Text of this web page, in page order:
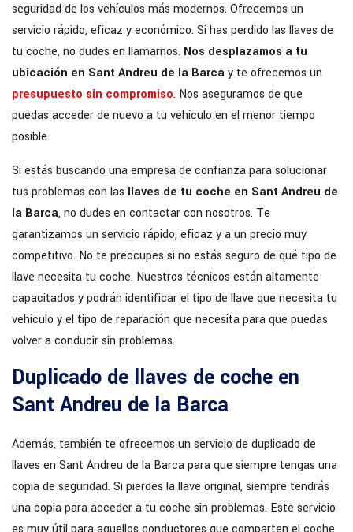
seguridad de los vehículos más modernos. Ofrecemos un
servicio rápido, eficaz y económico. Si has perdido las llaves de
tu coche, no dudes en llamarnos. Nos desplazamos a tu
ubicación en Sant Andreu de la Barcay te ofrecemos un
presupuesto sin compromiso. Nos aseguramos de que
puedas acceder de nuevo a tu vehículo en el menor tiempo
posible.
Si estás buscando una empresa de confianza para solucionar
tus problemas con las llaves de tu coche en Sant Andreu de
la Barca, no dudes en contactar con nosotros. Te
garantizamos un servicio rápido, eficaz y a un precio muy
competitivo. No te preocupes si no estás seguro de qué tipo de
llave necesita tu coche. Nuestros técnicos están altamente
capacitados y podrán identificar el tipo de llave que necesita tu
vehículo y el tipo de reparación que necesita para que puedas
volver a conducir sin problemas.
Duplicado de llaves de coche en
Sant Andreu de la Barca
Además, también te ofrecemos un servicio de duplicado de
llaves en Sant Andreu de la Barca para que siempre tengas una
copia de seguridad. Si pierdes la llave original, siempre tendrás
una copia para acceder a tu coche sin problemas. Este servicio